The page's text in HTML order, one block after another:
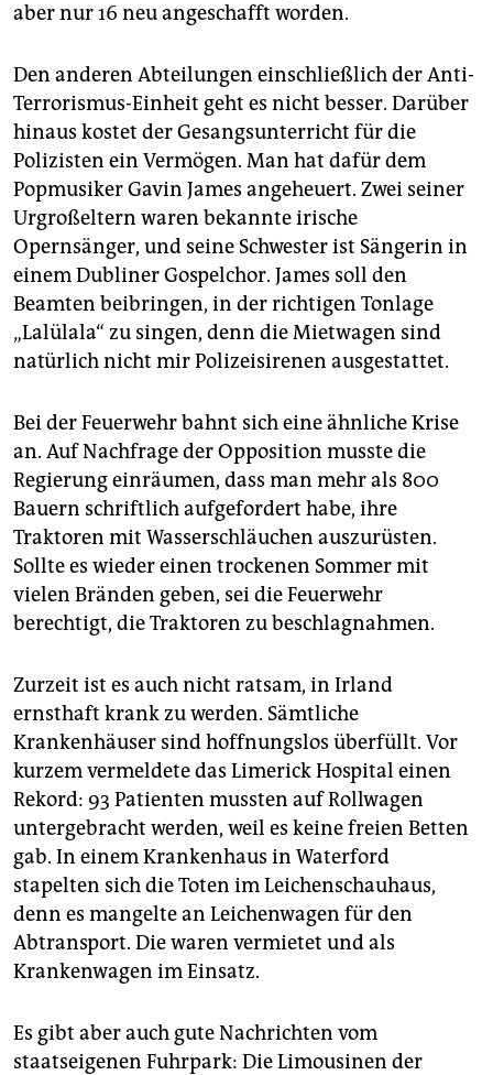
aber nur 16 neu angeschafft worden.
Den anderen Abteilungen einschließlich der Anti-
Terrorismus-Einheit geht es nicht besser. Darüber
hinaus kostet der Gesangsunterricht für die
Polizisten ein Vermögen. Man hat dafür dem
Popmusiker Gavin James angeheuert. Zwei seiner
Urgroßeltern waren bekannte irische
Opernsänger, und seine Schwester ist Sängerin in
einem Dubliner Gospelchor. James soll den
Beamten beibringen, in der richtigen Tonlage
„Lalülala“ zu singen, denn die Mietwagen sind
natürlich nicht mir Polizeisirenen ausgestattet.
Bei der Feuerwehr bahnt sich eine ähnliche Krise
an. Auf Nachfrage der Opposition musste die
Regierung einräumen, dass man mehr als 800
Bauern schriftlich aufgefordert habe, ihre
Traktoren mit Wasserschläuchen auszurüsten.
Sollte es wieder einen trockenen Sommer mit
vielen Bränden geben, sei die Feuerwehr
berechtigt, die Traktoren zu beschlagnahmen.
Zurzeit ist es auch nicht ratsam, in Irland
ernsthaft krank zu werden. Sämtliche
Krankenhäuser sind hoffnungslos überfüllt. Vor
kurzem vermeldete das Limerick Hospital einen
Rekord: 93 Patienten mussten auf Rollwagen
untergebracht werden, weil es keine freien Betten
gab. In einem Krankenhaus in Waterford
stapelten sich die Toten im Leichenschauhaus,
denn es mangelte an Leichenwagen für den
Abtransport. Die waren vermietet und als
Krankenwagen im Einsatz.
Es gibt aber auch gute Nachrichten vom
staatseigenen Fuhrpark: Die Limousinen der